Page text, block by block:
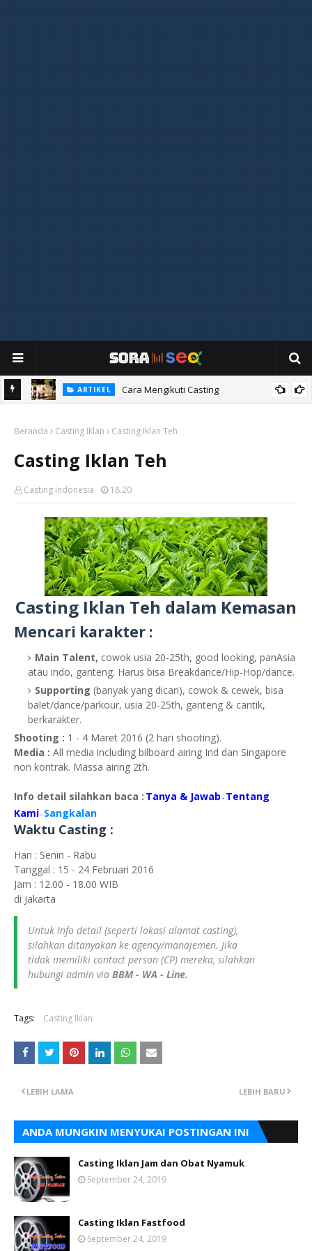
ARTIKEL Cara Mengikuti Casting
Beranda Casting Iklan Casting Iklan Teh
Casting Iklan Teh
Casting Indonesia 18.20
Casting Iklan Teh dalam Kemasan
Mencari karakter :
Main Talent, cowok usia 20-25th, good looking, panAsia
atau indo, ganteng. Harus bisa Breakdance/Hip-Hop/dance.
Supporting (banyak yang dicari), cowok & cewek, bisa
balet/dance/parkour, usia 20-25th, ganteng & cantik,
berkarakter.
Shooting : 1 - 4 Maret 2016 (2 hari shooting).
Media : All media including bilboard airing Ind dan Singapore
non kontrak. Massa airing 2th.
Info detail silahkan baca : Tanya & Jawab - Tentang
Kami - Sangkalan
Waktu Casting :
Hari : Senin - Rabu
Tanggal : 15 - 24 Februari 2016
Jam : 12.00 - 18.00 WIB
di Jakarta
Untuk Info detail (seperti lokasi alamat casting),
silahkan ditanyakan ke agency/manajemen. Jika
tidak memiliki contact person (CP) mereka, silahkan
hubungi admin via BBM - WA - Line.
Tags: Casting Iklan
LEBIH BARU
LEBIH LAMA
ANDA MUNGKIN MENYUKAI POSTINGAN INI
Casting Iklan Jam dan Obat Nyamuk
September 24, 2019
Casting Iklan Fastfood
September 24, 2019